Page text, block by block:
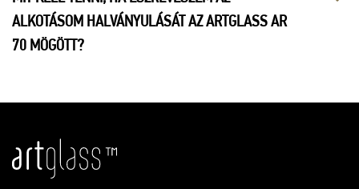
ALKOTÁSOM HALVÁNYULÁSÁT AZ ARTGLASS AR
70 MÖGÖTT?